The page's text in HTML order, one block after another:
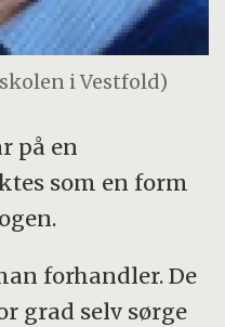
i Vestfold)
på en
som en form
forhandler. De
grad selv sørge